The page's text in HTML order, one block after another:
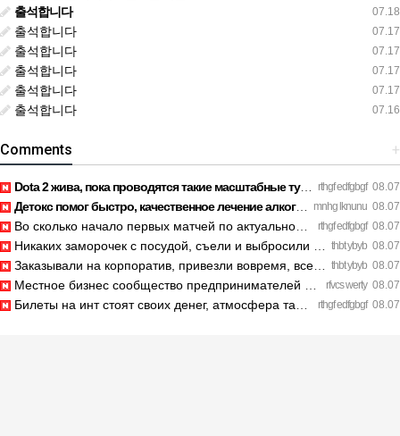
07.18
출석합니다
07.17
출석합니다
07.17
출석합니다
07.17
출석합니다
07.17
출석합니다
07.16
출석합니다
+
Comments
rthgf edfgbgf 08.07
Dota 2 жива, пока проводятся такие масштабные турниры. https…
mnhg lknunu 08.07
Детокс помог быстро, качественное лечение алкоголизма Санкт-…
rthgf edfgbgf 08.07
Во сколько начало первых матчей по актуальному расписанию? h…
thbt ybyb 08.07
Никаких заморочек с посудой, съели и выбросили шпажки. https…
thbt ybyb 08.07
Заказывали на корпоратив, привезли вовремя, все свежее. http…
rfvcs werty 08.07
Местное бизнес сообщество предпринимателей в Санкт-Петербург…
rthgf edfgbgf 08.07
Билеты на инт стоят своих денег, атмосфера там просто непере…